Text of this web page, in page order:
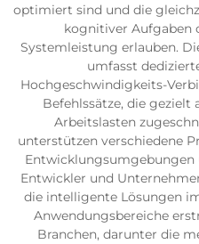
optimiert sind und die
kognitiver Aufgaben
Systemleistung erlauben.
umfasst
Hochgeschwindigkeits-
Befehlssätze, die
Arbeitslasten
unterstützen verschiedene
Entwicklungsumgebungen
Entwickler und
die intelligente Lösungen
Anwendungsbereiche
Branchen, darunter die